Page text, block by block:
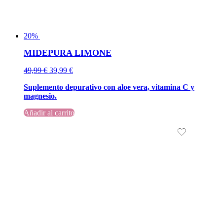
20%
MIDEPURA LIMONE
El
original
era:
49,99€El
actual
es:
39,99 €
Suplemento depurativo con aloe vera, vitamina C y
magnesio.
Añadir al carrito